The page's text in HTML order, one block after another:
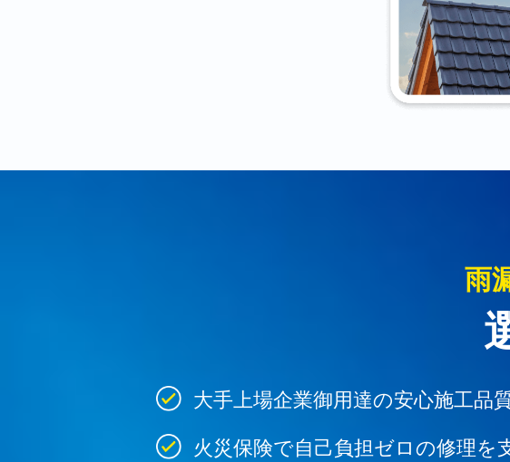
雨
大手上場企業御用達の安心施工品
火災保険で自己負担ゼロの修理を